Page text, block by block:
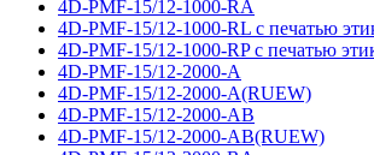
4D-PMF-15/12-1000-RA
4D-PMF-15/12-1000-RL с печатью
4D-PMF-15/12-1000-RP с печатью
4D-PMF-15/12-2000-A
4D-PMF-15/12-2000-A(RUEW)
4D-PMF-15/12-2000-AB
4D-PMF-15/12-2000-AB(RUEW)